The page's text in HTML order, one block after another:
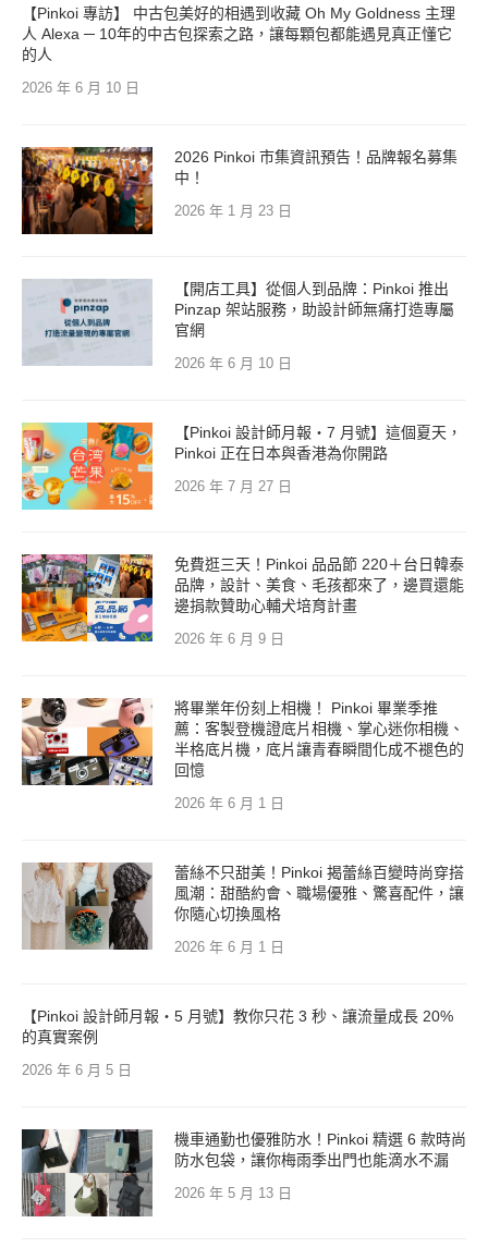
【Pinkoi 專訪】 中古包美好的相遇到收藏 Oh My Goldness 主理
人 Alexa ─ 10年的中古包探索之路，讓每顆包都能遇見真正懂它
的人
2026 年 6 月 10 日
2026 Pinkoi 市集資訊預告！品牌報名募集
中！
2026 年 1 月 23 日
【開店工具】從個人到品牌：Pinkoi 推出
Pinzap 架站服務，助設計師無痛打造專屬
官網
2026 年 6 月 10 日
【Pinkoi 設計師月報・7 月號】這個夏天，
Pinkoi 正在日本與香港為你開路
2026 年 7 月 27 日
免費逛三天！Pinkoi 品品節 220＋台日韓泰
品牌，設計、美食、毛孩都來了，邊買還能
邊捐款贊助心輔犬培育計畫
2026 年 6 月 9 日
將畢業年份刻上相機！ Pinkoi 畢業季推
薦：客製登機證底片相機、掌心迷你相機、
半格底片機，底片讓青春瞬間化成不褪色的
回憶
2026 年 6 月 1 日
蕾絲不只甜美！Pinkoi 揭蕾絲百變時尚穿搭
風潮：甜酷約會、職場優雅、驚喜配件，讓
你隨心切換風格
2026 年 6 月 1 日
【Pinkoi 設計師月報・5 月號】教你只花 3 秒、讓流量成長 20%
的真實案例
2026 年 6 月 5 日
機車通勤也優雅防水！Pinkoi 精選 6 款時尚
防水包袋，讓你梅雨季出門也能滴水不漏
2026 年 5 月 13 日